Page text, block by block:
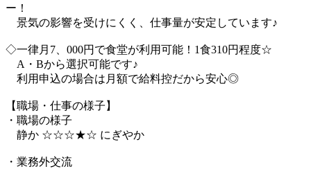
ー！
景気の影響を受けにくく、仕事量が安定しています♪
◇一律月7、000円で食堂が利用可能！1食310円程度☆
A・Bから選択可能です♪
利用申込の場合は月額で給料控だから安心◎
【職場・仕事の様子】
・職場の様子
静か ☆☆☆★☆ にぎやか
・業務外交流